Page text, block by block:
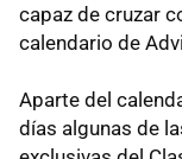
capaz de cruzar
calendario de
Aparte del
días algunas de